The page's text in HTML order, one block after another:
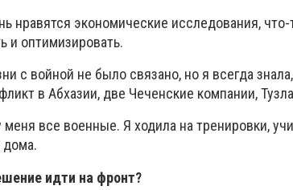
нравятся экономические исследования,
и оптимизировать.
с войной не было связано, но я всегда
в Абхазии, две Чеченские компании, Тузла
все военные. Я ходила на тренировки,
дома.
идти на фронт?